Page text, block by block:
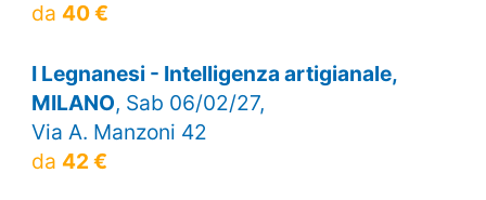
da 40 €
I Legnanesi - Intelligenza artigianale,
MILANO, Sab 06/02/27,
Via A. Manzoni 42
da 42 €